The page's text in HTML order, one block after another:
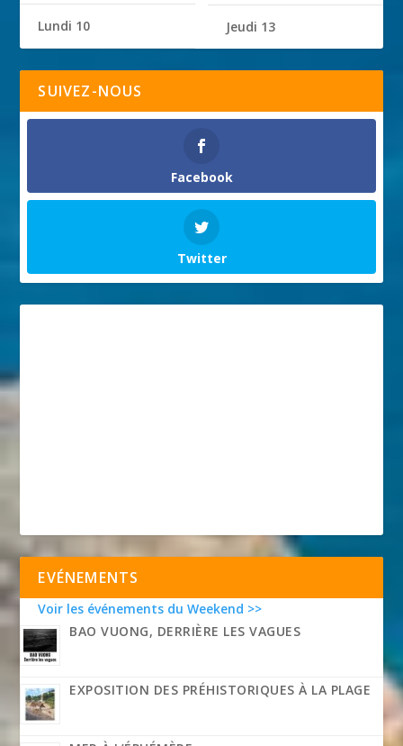
Lundi 10 Jeudi 13
SUIVEZ-NOUS
Facebook
Twitter
EVÉNEMENTS
Voir les événements du Weekend >>
BAO VUONG, DERRIÈRE LES VAGUES
EXPOSITION DES PRÉHISTORIQUES À LA PLAGE